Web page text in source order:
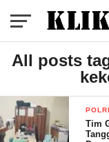
All posts
POLRI
Tim